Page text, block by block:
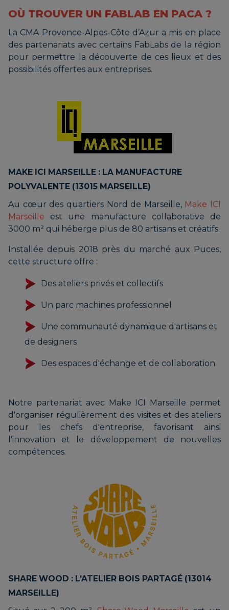
OÙ TROUVER UN FABLAB EN PACA ?
La CMA Provence-Alpes-Côte d’Azur a mis en place
des partenariats avec certains FabLabs de la région
pour permettre la découverte de ces lieux et des
possibilités offertes aux entreprises.
MAKE ICI MARSEILLE : LA MANUFACTURE
POLYVALENTE (13015 MARSEILLE)
Au cœur des quartiers Nord de Marseille, Make ICI
Marseille est une manufacture collaborative de
3000 m² qui héberge plus de 80 artisans et créatifs.
Installée depuis 2018 près du marché aux Puces,
cette structure offre :
Des ateliers privés et collectifs
Un parc machines professionnel
Une communauté dynamique d'artisans et
de designers
Des espaces d'échange et de collaboration
Notre partenariat avec Make ICI Marseille permet
d'organiser régulièrement des visites et des ateliers
pour les chefs d'entreprise, favorisant ainsi
l'innovation et le développement de nouvelles
compétences.
SHARE WOOD : L’ATELIER BOIS PARTAGÉ (13014
MARSEILLE)